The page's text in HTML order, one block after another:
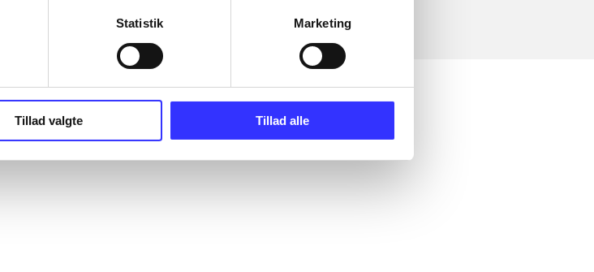
Statistik Marketing
Tillad valgte Tillad alle